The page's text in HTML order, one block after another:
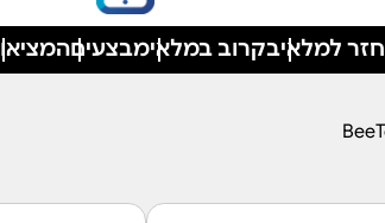
חזר למלאיבקרוב במלאימבצעים